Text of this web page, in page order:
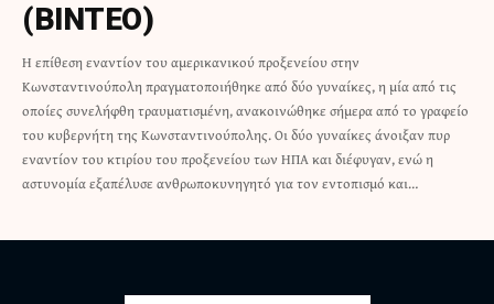
(BINTEO)
Η επίθεση εναντίον του αμερικανικού προξενείου στην
Κωνσταντινούπολη πραγματοποιήθηκε από δύο γυναίκες, η μία από τις
οποίες συνελήφθη τραυματισμένη, ανακοινώθηκε σήμερα από το γραφείο
του κυβερνήτη της Κωνσταντινούπολης. Οι δύο γυναίκες άνοιξαν πυρ
εναντίον του κτιρίου του προξενείου των ΗΠΑ και διέφυγαν, ενώ η
αστυνομία εξαπέλυσε ανθρωποκυνηγητό για τον εντοπισμό και…